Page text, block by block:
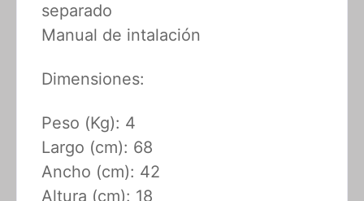
separado
Manual de intalación
Dimensiones:
Peso (Kg): 4
Largo (cm): 68
Ancho (cm): 42
Altura (cm): 18